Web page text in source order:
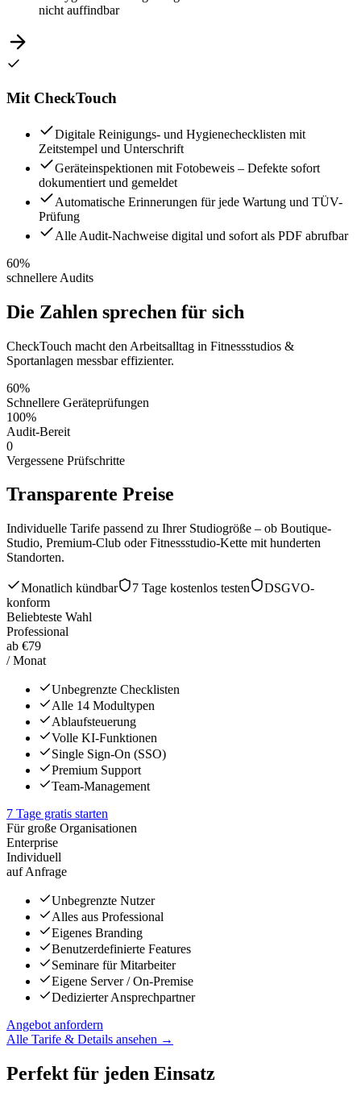
nicht auffindbar
Mit CheckTouch
Digitale Reinigungs- und Hygienechecklisten mit
Zeitstempel und Unterschrift
Geräteinspektionen mit Fotobeweis – Defekte sofort
dokumentiert und gemeldet
Automatische Erinnerungen für jede Wartung und TÜV-
Prüfung
Alle Audit-Nachweise digital und sofort als PDF abrufbar
60%
schnellere Audits
Die Zahlen sprechen für sich
CheckTouch macht den Arbeitsalltag in Fitnessstudios &
Sportanlagen messbar effizienter.
60%
Schnellere Geräteprüfungen
100%
Audit-Bereit
0
Vergessene Prüfschritte
Transparente Preise
Individuelle Tarife passend zu Ihrer Studiogröße – ob Boutique-
Studio, Premium-Club oder Fitnessstudio-Kette mit hunderten
Standorten.
Monatlich kündbar 7 Tage kostenlos testen
DSGVO-
konform
Beliebteste Wahl
Professional
ab €79
/ Monat
Unbegrenzte Checklisten
Alle 14 Modultypen
Ablaufsteuerung
Volle KI-Funktionen
Single Sign-On (SSO)
Premium Support
Team-Management
7 Tage gratis starten
Für große Organisationen
Enterprise
Individuell
auf Anfrage
Unbegrenzte Nutzer
Alles aus Professional
Eigenes Branding
Benutzerdefinierte Features
Seminare für Mitarbeiter
Eigene Server / On-Premise
Dedizierter Ansprechpartner
Angebot anfordern
Alle Tarife & Details ansehen →
Perfekt für jeden Einsatz